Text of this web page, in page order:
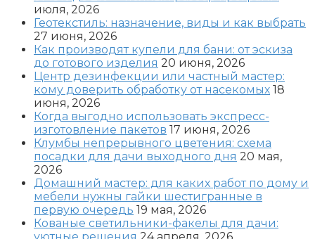
июля, 2026
Геотекстиль: назначение, виды и как выбрать
27 июня, 2026
Как производят купели для бани: от эскиза
до готового изделия 20 июня, 2026
Центр дезинфекции или частный мастер:
кому доверить обработку от насекомых 18
июня, 2026
Когда выгодно использовать экспресс-
изготовление пакетов 17 июня, 2026
Клумбы непрерывного цветения: схема
посадки для дачи выходного дня 20 мая,
2026
Домашний мастер: для каких работ по дому и
мебели нужны гайки шестигранные в
первую очередь 19 мая, 2026
Кованые светильники-факелы для дачи: